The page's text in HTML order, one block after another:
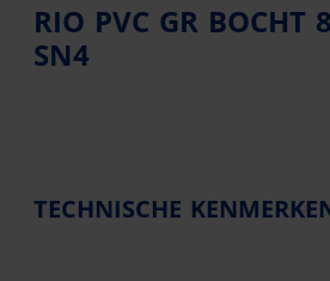
RIO PVC GR BOCHT
SN4
TECHNISCHE